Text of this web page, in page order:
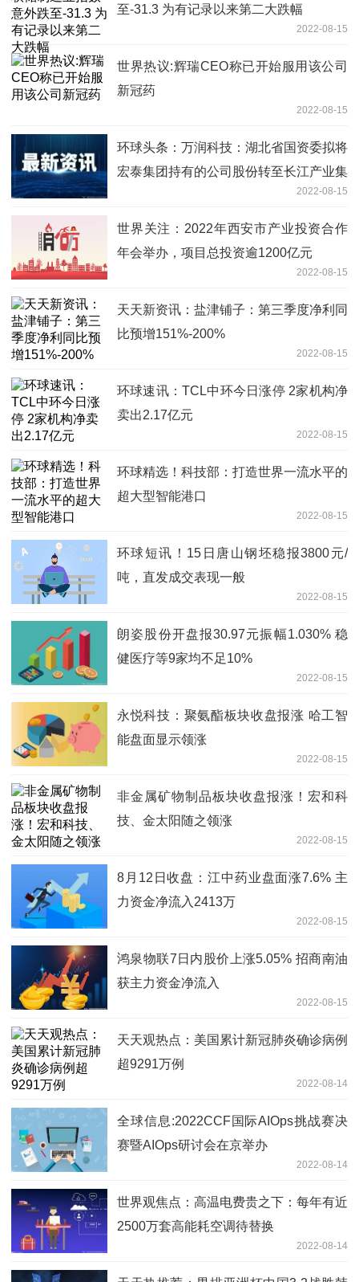
至-31.3 为有记录以来第二大跌幅
2022-08-15
世界热议:辉瑞CEO称已开始服用该公司
新冠药
2022-08-15
环球头条：万润科技：湖北省国资委拟将
宏泰集团持有的公司股份转至长江产业集
2022-08-15
世界关注：2022年西安市产业投资合作
年会举办，项目总投资逾1200亿元
2022-08-15
天天新资讯：盐津铺子：第三季度净利同
比预增151%-200%
2022-08-15
环球速讯：TCL中环今日涨停 2家机构净
卖出2.17亿元
2022-08-15
环球精选！科技部：打造世界一流水平的
超大型智能港口
2022-08-15
环球短讯！15日唐山钢坯稳报3800元/
吨，直发成交表现一般
2022-08-15
朗姿股份开盘报30.97元振幅1.030% 稳
健医疗等9家均不足10%
2022-08-15
永悦科技：聚氨酯板块收盘报涨 哈工智
能盘面显示领涨
2022-08-15
非金属矿物制品板块收盘报涨！宏和科
技、金太阳随之领涨
2022-08-15
8月12日收盘：江中药业盘面涨7.6% 主
力资金净流入2413万
2022-08-15
鸿泉物联7日内股价上涨5.05% 招商南油
获主力资金净流入
2022-08-15
天天观热点：美国累计新冠肺炎确诊病例
超9291万例
2022-08-14
全球信息:2022CCF国际AIOps挑战赛决
赛暨AIOps研讨会在京举办
2022-08-14
世界观焦点：高温电费贵之下：每年有近
2500万套高能耗空调待替换
2022-08-14